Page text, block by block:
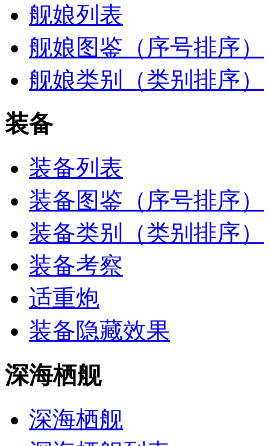
舰娘列表
舰娘图鉴（序号排序）
舰娘类别（类别排序）
装备
装备列表
装备图鉴（序号排序）
装备类别（类别排序）
装备考察
适重炮
装备隐藏效果
深海栖舰
深海栖舰‎‎